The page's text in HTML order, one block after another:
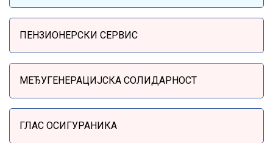
ПЕНЗИОНЕРСКИ СЕРВИС
МЕЂУГЕНЕРАЦИЈСКА СОЛИДАРНОСТ
ГЛАС ОСИГУРАНИКА